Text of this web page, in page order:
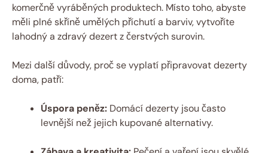
komerčně vyráběných produktech. Místo toho, abyste
měli plné skříně umělých příchutí a barviv, vytvoříte
lahodný a zdravý dezert z čerstvých surovin.
Mezi další důvody, proč se vyplatí připravovat dezerty
doma, patří:
Úspora peněz: Domácí dezerty jsou často
levnější než jejich kupované alternativy.